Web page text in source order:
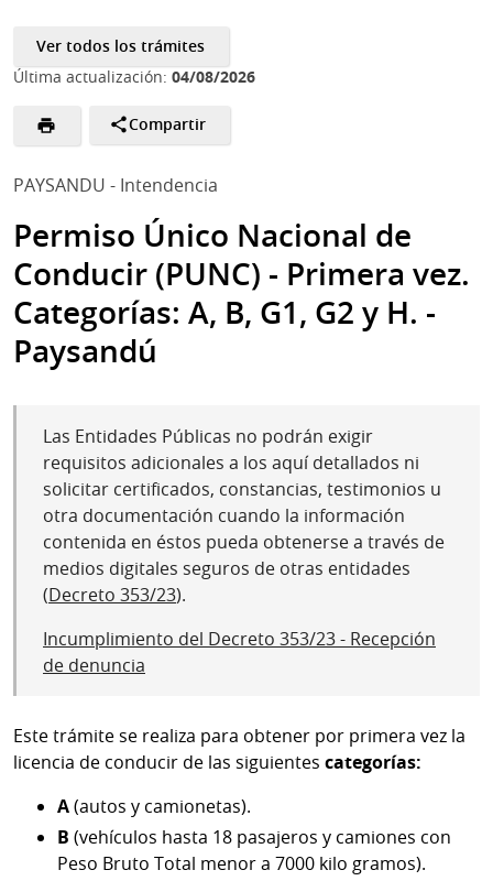
Ver todos los trámites
Última actualización: 04/08/2026
Compartir
PAYSANDU - Intendencia
Permiso Único Nacional de
Conducir (PUNC) - Primera vez.
Categorías: A, B, G1, G2 y H. -
Paysandú
Las Entidades Públicas no podrán exigir
requisitos adicionales a los aquí detallados ni
solicitar certificados, constancias, testimonios u
otra documentación cuando la información
contenida en éstos pueda obtenerse a través de
medios digitales seguros de otras entidades
(Decreto 353/23).
Incumplimiento del Decreto 353/23 - Recepción
de denuncia
Este trámite se realiza para obtener por primera vez la
licencia de conducir de las siguientes categorías:
A(autos y camionetas).
B (vehículos hasta 18 pasajeros y camiones con
Peso Bruto Total menor a 7000 kilo gramos).